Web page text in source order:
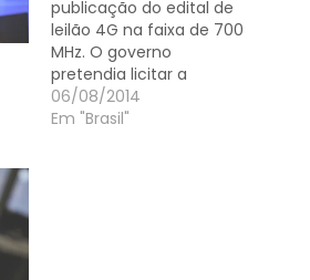
publicação do edital de
leilão 4G na faixa de 700
MHz. O governo
pretendia licitar a
frequência na segunda
quinzena do mês que
06/08/2014
Em "Brasil"